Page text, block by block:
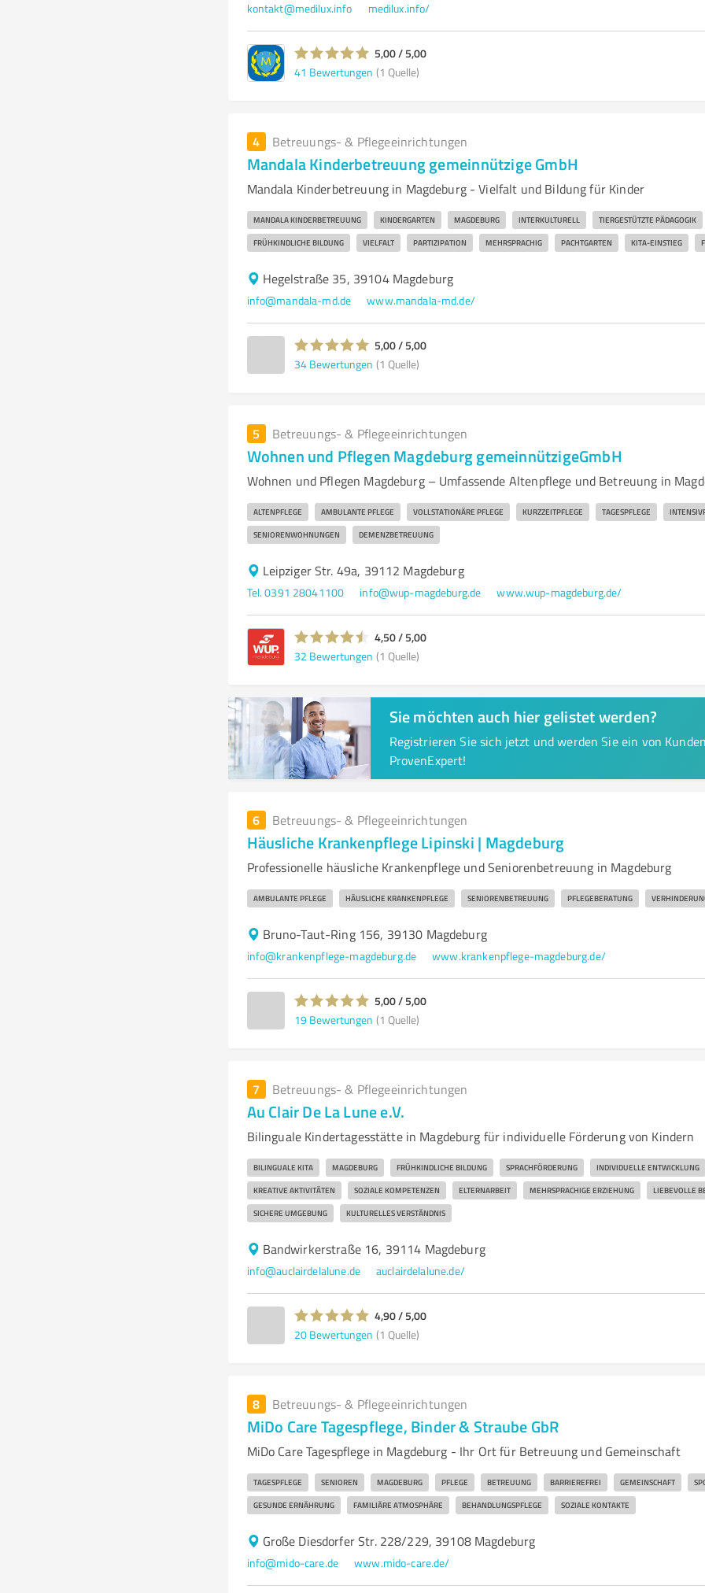
kontakt@medilux.info medilux.info/
5,00 / 5,00
41 Bewertungen (1 Quelle)
4 Betreuungs- & Pflegeeinrichtungen
Mandala Kinderbetreuung gemeinnützige GmbH
Mandala Kinderbetreuung in Magdeburg - Vielfalt und Bildung für Kinder
MANDALA KINDERBETREUUNG KINDERGARTEN MAGDEBURG INTERKULTURELL TIERGESTÜTZTE PÄDAGOGIK
FRÜHKINDLICHE BILDUNG VIELFALT PARTIZIPATION MEHRSPRACHIG PACHTGARTEN KITA-EINSTIEG
Hegelstraße 35, 39104 Magdeburg
info@mandala-md.de www.mandala-md.de/
5,00 / 5,00
34 Bewertungen (1 Quelle)
5 Betreuungs- & Pflegeeinrichtungen
Wohnen und Pflegen Magdeburg gemeinnützigeGmbH
Wohnen und Pflegen Magdeburg – Umfassende Altenpflege und Betreuung in
ALTENPFLEGE AMBULANTE PFLEGE VOLLSTATIONÄRE PFLEGE KURZZEITPFLEGE TAGESPFLEGE
SENIORENWOHNUNGEN DEMENZBETREUUNG
Leipziger Str. 49a, 39112 Magdeburg
Tel. 0391 28041100 info@wup-magdeburg.de www.wup-magdeburg.de/
4,50 / 5,00
32 Bewertungen (1 Quelle)
Sie möchten auch hier gelistet werden?
Registrieren Sie sich jetzt und werden Sie ein von
ProvenExpert!
6 Betreuungs- & Pflegeeinrichtungen
Häusliche Krankenpflege Lipinski | Magdeburg
Professionelle häusliche Krankenpflege und Seniorenbetreuung in Magdeburg
AMBULANTE PFLEGE HÄUSLICHE KRANKENPFLEGE SENIORENBETREUUNG PFLEGEBERATUNG
Bruno-Taut-Ring 156, 39130 Magdeburg
info@krankenpflege-magdeburg.de www.krankenpflege-magdeburg.de/
5,00 / 5,00
19 Bewertungen (1 Quelle)
7 Betreuungs- & Pflegeeinrichtungen
Au Clair De La Lune e.V.
Bilinguale Kindertagesstätte in Magdeburg für individuelle Förderung von Kindern
BILINGUALE KITA MAGDEBURG FRÜHKINDLICHE BILDUNG SPRACHFÖRDERUNG INDIVIDUELLE ENTWICKLUNG
KREATIVE AKTIVITÄTEN SOZIALE KOMPETENZEN ELTERNARBEIT MEHRSPRACHIGE ERZIEHUNG LIEBEVOLLE
SICHERE UMGEBUNG KULTURELLES VERSTÄNDNIS
Bandwirkerstraße 16, 39114 Magdeburg
info@auclairdelalune.de auclairdelalune.de/
4,90 / 5,00
20 Bewertungen (1 Quelle)
8 Betreuungs- & Pflegeeinrichtungen
MiDo Care Tagespflege, Binder & Straube GbR
MiDo Care Tagespflege in Magdeburg - Ihr Ort für Betreuung und Gemeinschaft
TAGESPFLEGE SENIOREN MAGDEBURG PFLEGE BETREUUNG BARRIEREFREI GEMEINSCHAFT
GESUNDE ERNÄHRUNG FAMILIÄRE ATMOSPHÄRE BEHANDLUNGSPFLEGE SOZIALE KONTAKTE
Große Diesdorfer Str. 228/229, 39108 Magdeburg
info@mido-care.de www.mido-care.de/